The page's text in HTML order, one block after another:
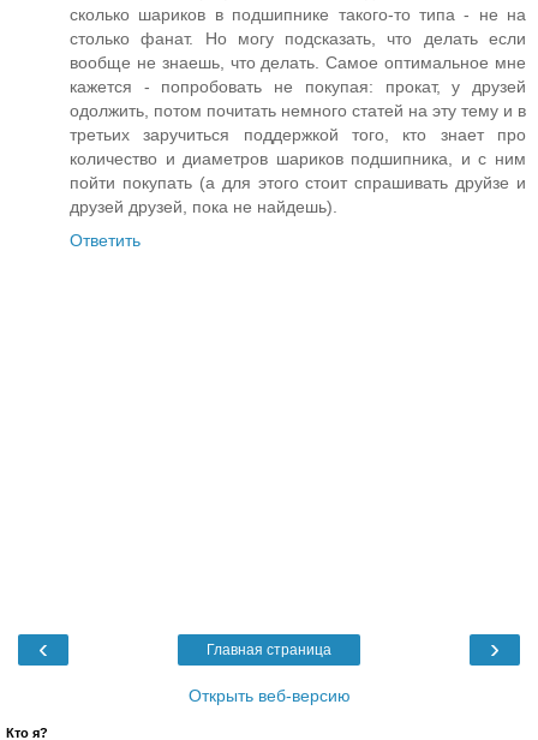
сколько шариков в подшипнике такого-то типа - не на
столько фанат. Но могу подсказать, что делать если
вообще не знаешь, что делать. Самое оптимальное мне
кажется - попробовать не покупая: прокат, у друзей
одолжить, потом почитать немного статей на эту тему и в
третьих заручиться поддержкой того, кто знает про
количество и диаметров шариков подшипника, и с ним
пойти покупать (а для этого стоит спрашивать друйзе и
друзей друзей, пока не найдешь).
Ответить
‹ ›
Главная страница
Открыть веб-версию
Кто я?